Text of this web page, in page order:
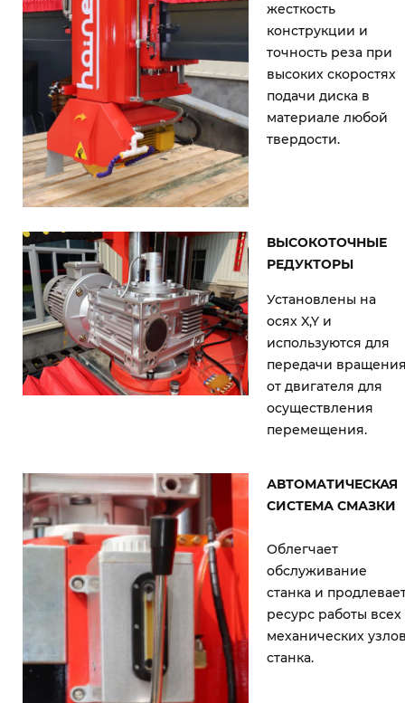
жесткость
конструкции и
точность реза при
высоких скоростях
подачи диска в
материале любой
твердости.
ВЫСОКОТОЧНЫЕ
РЕДУКТОРЫ
Установлены на
осях X,Y и
используются для
передачи
от двигателя для
осуществления
перемещения.
АВТОМАТИЧЕСКАЯ
СИСТЕМА СМАЗКИ
Облегчает
обслуживание
станка и
ресурс работы всех
механических
станка.